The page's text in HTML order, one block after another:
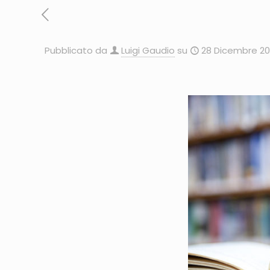
Pubblicato da Luigi Gaudio su 28 Dicembre